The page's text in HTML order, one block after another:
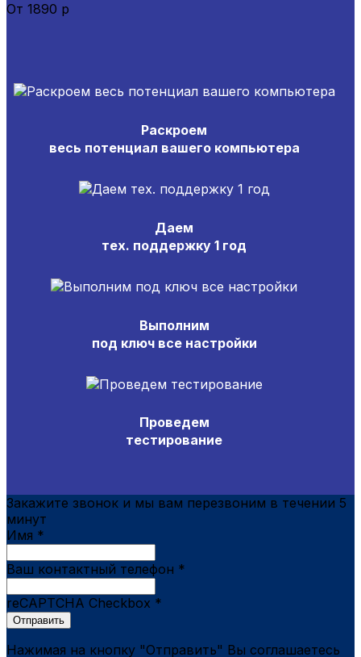
От 1890 р
Раскроем
весь потенциал вашего компьютера
Даем
тех. поддержку 1 год
Выполним
под ключ все настройки
Проведем
тестирование
Закажите звонок и мы вам перезвоним в течении 5
минут
Имя *
Ваш контактный телефон *
reCAPTCHA Checkbox *
Отправить
Нажимая на кнопку "Отправить" Вы соглашаетесь